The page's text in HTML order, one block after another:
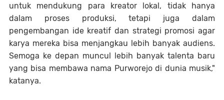
untuk mendukung para kreator lokal, tidak hanya
dalam proses produksi, tetapi juga dalam
pengembangan ide kreatif dan strategi promosi agar
karya mereka bisa menjangkau lebih banyak audiens.
Semoga ke depan muncul lebih banyak talenta baru
yang bisa membawa nama Purworejo di dunia musik,"
katanya.